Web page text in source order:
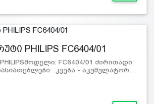
PHILIPS FC6404/01
FC6404/01 ძირითადი
კვება - აკუმულატორ…